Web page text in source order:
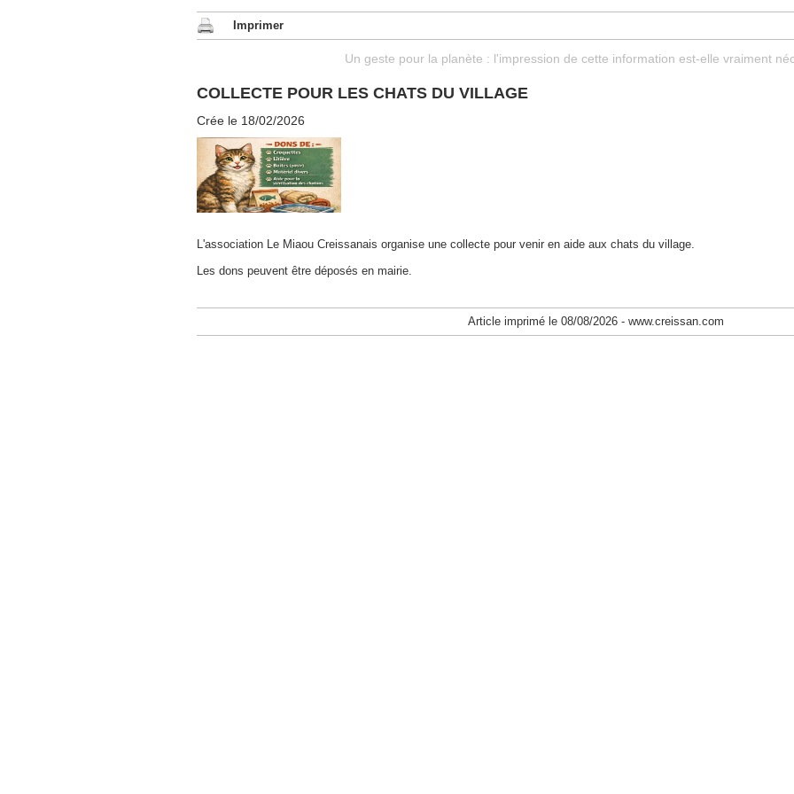
Imprimer
Un geste pour la planète : l'impression de cette information est-elle vraiment
COLLECTE POUR LES CHATS DU VILLAGE
Crée le 18/02/2026
L'association Le Miaou Creissanais organise une collecte pour venir en aide aux chats du village.
Les dons peuvent être déposés en mairie.
Article imprimé le 08/08/2026 - www.creissan.com